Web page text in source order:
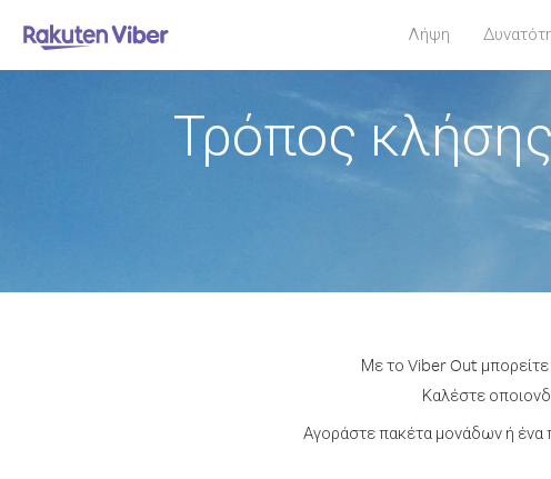
Λήψη
Τρόπος
Με το Viber Out
Καλέστε
Αγοράστε πακέτα μονάδων ή ένα